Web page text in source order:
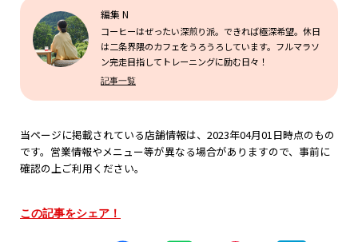
編集 N
コーヒーはぜったい深煎り派。できれば極深希望。休日
は二条界隈のカフェをうろうろしています。フルマラソ
ン完走目指してトレーニングに励む日々！
記事一覧
当ページに掲載されている店舗情報は、2023年04月01日時点のもの
です。営業情報やメニュー等が異なる場合がありますので、事前に
確認の上ご利用ください。
この記事をシェア！